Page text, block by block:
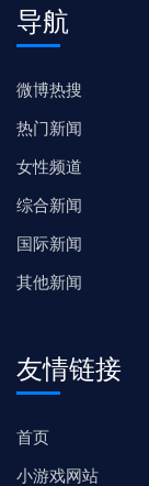
导航
微博热搜
热门新闻
女性频道
综合新闻
国际新闻
其他新闻
友情链接
首页
小游戏网站